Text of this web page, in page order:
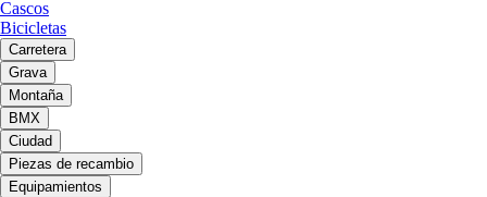
Cascos
Bicicletas
Carretera
Grava
Montaña
BMX
Ciudad
Piezas de recambio
Equipamientos